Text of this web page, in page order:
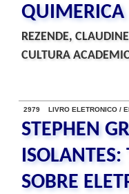
QUIMERICA
REZENDE,
CULTURA
2979 LIVRO ELETRONICO /
STEPHEN
SOBRE